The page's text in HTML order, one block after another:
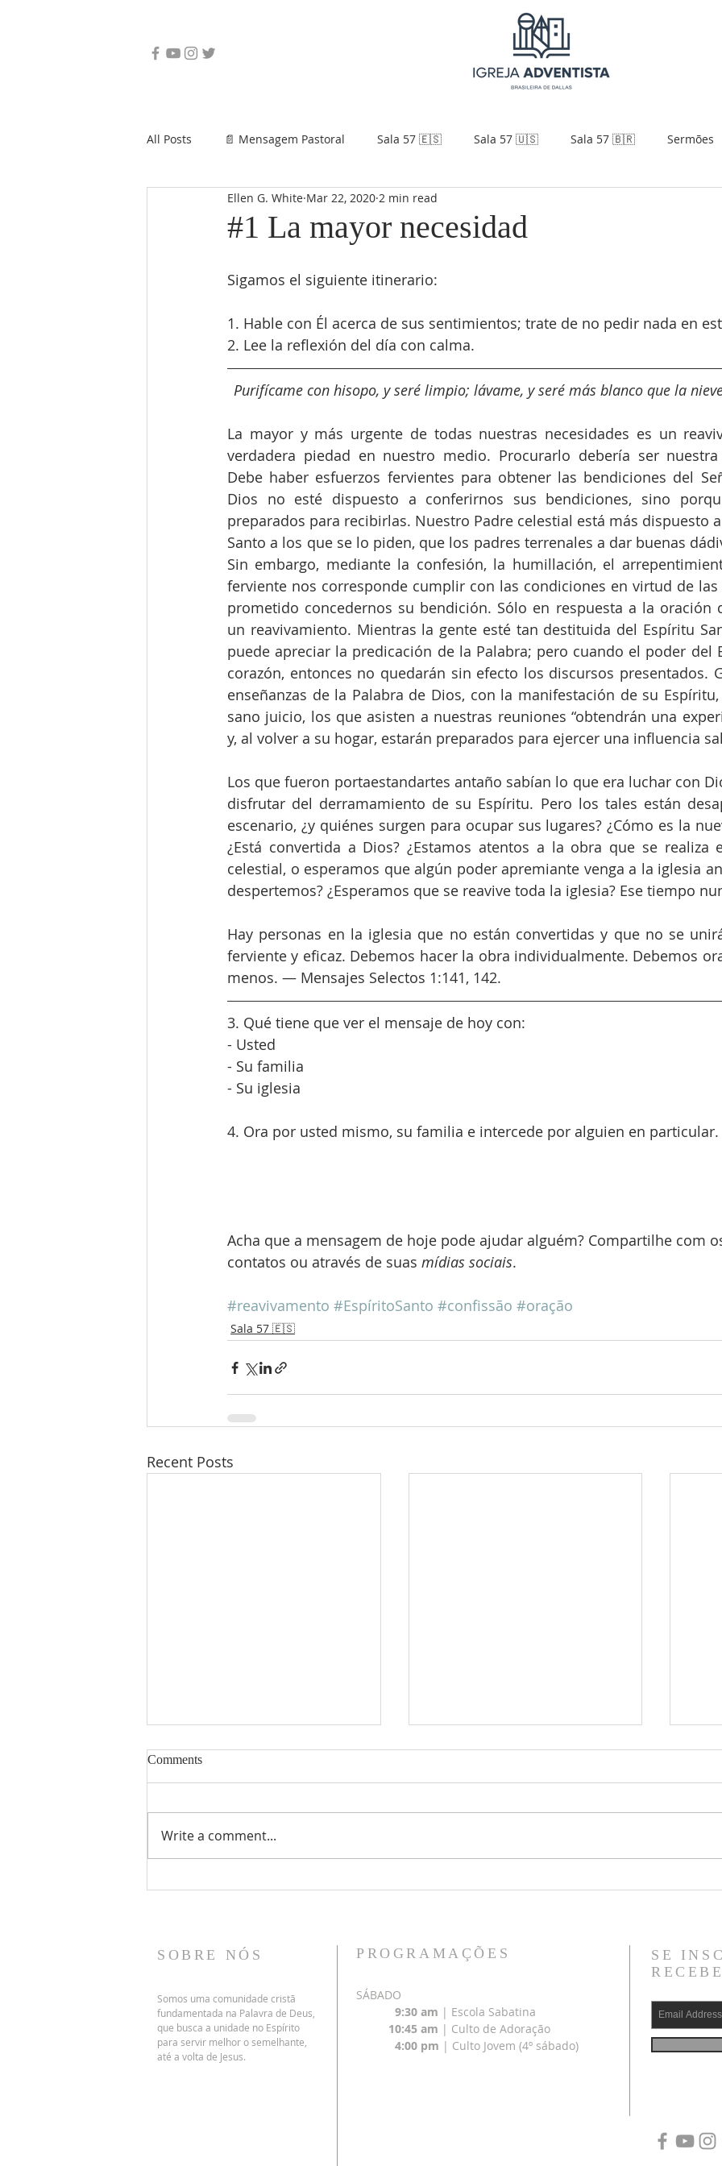
All Posts 📄 Mensagem Pastoral Sala 57 🇪🇸 Sala 57 🇺🇸 Sala 57 🇧🇷 Sermões
#1 La mayor necesidad
Ellen G. White Mar 22, 2020 2 min read
Sigamos el siguiente itinerario:
1. Hable con Él acerca de sus sentimientos; trate de no pedir nada en
2. Lee la reflexión del día con calma.
Purifícame con hisopo, y seré limpio; lávame, y seré más blanco que la
La mayor y más urgente de todas nuestras necesidades es un
verdadera piedad en nuestro medio. Procurarlo debería ser
Debe haber esfuerzos fervientes para obtener las bendiciones del
Dios no esté dispuesto a conferirnos sus bendiciones, sino
preparados para recibirlas. Nuestro Padre celestial está más dispuesto
Santo a los que se lo piden, que los padres terrenales a dar buenas
Sin embargo, mediante la confesión, la humillación, el
ferviente nos corresponde cumplir con las condiciones en virtud de las
prometido concedernos su bendición. Sólo en respuesta a la oración
un reavivamiento. Mientras la gente esté tan destituida del Espíritu
puede apreciar la predicación de la Palabra; pero cuando el poder del
corazón, entonces no quedarán sin efecto los discursos presentados.
enseñanzas de la Palabra de Dios, con la manifestación de su
sano juicio, los que asisten a nuestras reuniones “obtendrán una
y, al volver a su hogar, estarán preparados para ejercer una influencia
Los que fueron portaestandartes antaño sabían lo que era luchar con
disfrutar del derramamiento de su Espíritu. Pero los tales están
escenario, ¿y quiénes surgen para ocupar sus lugares? ¿Cómo es la
¿Está convertida a Dios? ¿Estamos atentos a la obra que se realiza
celestial, o esperamos que algún poder apremiante venga a la iglesia
despertemos? ¿Esperamos que se reavive toda la iglesia? Ese tiempo
Hay personas en la iglesia que no están convertidas y que no se
ferviente y eficaz. Debemos hacer la obra individualmente. Debemos
menos. — Mensajes Selectos 1:141, 142.
3. Qué tiene que ver el mensaje de hoy con:
- Usted
- Su familia
- Su iglesia
4. Ora por usted mismo, su familia e intercede por alguien en particular.
Acha que a mensagem de hoje pode ajudar alguém? Compartilhe com
contatos ou através de suas mídias sociais.
#reavivamento #EspíritoSanto #confissão #oração
Sala 57 🇪🇸
Recent Posts
Comments
Write a comment...
SOBRE NÓS
Somos uma comunidade cristã
fundamentada na Palavra de Deus,
que busca a unidade no Espírito
para servir melhor o semelhante,
até a volta de Jesus.
PROGRAMAÇÕES
SÁBADO
9:30 am | Escola Sabatina
10:45 am | Culto de Adoração
4:00 pm | Culto Jovem (4º sábado)
SE